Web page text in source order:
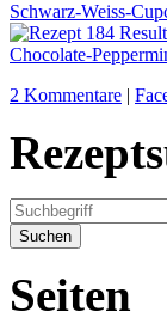
Schwarz-Weiss-
Chocolate-
2 Kommentare |
Seiten